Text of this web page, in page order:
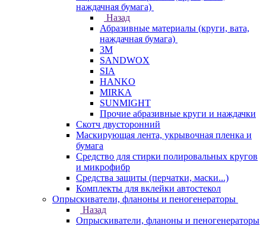
наждачная бумага)
Назад
Абразивные материалы (круги, вата,
наждачная бумага)
3М
SANDWOX
SIA
HANKO
MIRKA
SUNMIGHT
Прочие абразивные круги и наждачки
Скотч двусторонний
Маскирующая лента, укрывочная пленка и
бумага
Средство для стирки полировальных кругов
и микрофибр
Средства защиты (перчатки, маски...)
Комплекты для вклейки автостекол
Опрыскиватели, фланоны и пеногенераторы
Назад
Опрыскиватели, фланоны и пеногенераторы